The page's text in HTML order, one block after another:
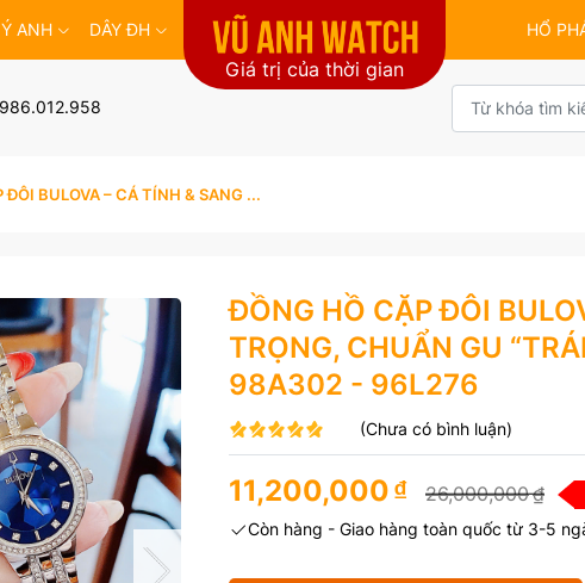
ANH DÂY ĐH
Giá trị của thời gian
HỔ
ĐÔI BULOVA – CÁ TÍNH & SANG ...
ĐỒNG HỒ CẶP ĐÔI
TRỌNG, CHUẨN GU
98A302 - 96L276
(Chưa có bình luận)
11,200,000₫ 26,000,000₫
Còn hàng - Giao hàng toàn quốc từ 3-5